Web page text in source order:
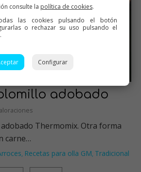
adobado
Thermomix. Otra forma
carne…
, Recetas para olla GM, Tradicional
consulte la política de cookies.
las cookies pulsando el botón
o rechazar su uso pulsando el
Configurar